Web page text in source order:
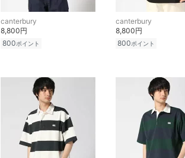
canterbury
8,800円
800ポイント
canterbury
8,800円
800ポイント